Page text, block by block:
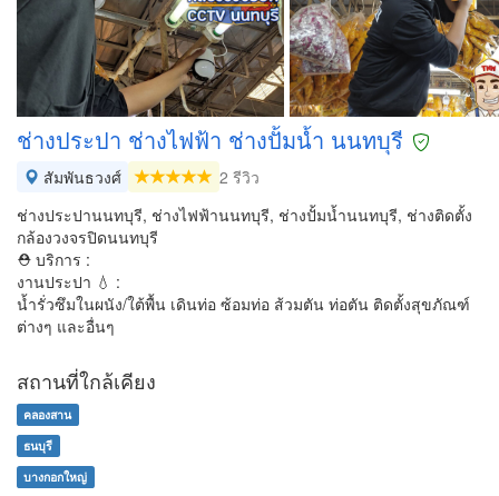
ช่างประปา ช่างไฟฟ้า ช่างปั้มน้ำ นนทบุรี
สัมพันธวงศ์
2 รีวิว
ช่างประปานนทบุรี, ช่างไฟฟ้านนทบุรี, ช่างปั้มน้ำนนทบุรี, ช่างติดตั้ง
กล้องวงจรปิดนนทบุรี
⛑ บริการ :
งานประปา 💧 :
น้ำรั่วซึมในผนัง/ใต้พื้น เดินท่อ ซ้อมท่อ ส้วมตัน ท่อตัน ติดตั้งสุขภัณฑ์
ต่างๆ และอื่นๆ
สถานที่ใกล้เคียง
คลองสาน
ธนบุรี
บางกอกใหญ่